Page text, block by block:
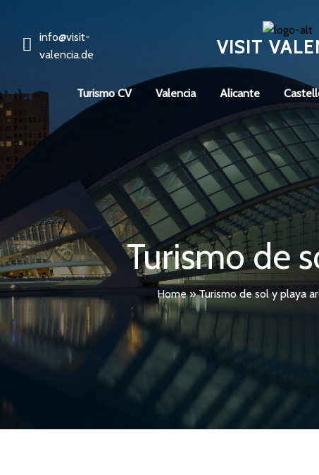
info@visit-
valencia.de
VISIT
Turismo CV Valencia Alicante
Turismo de
Home»Turismo de sol y playa